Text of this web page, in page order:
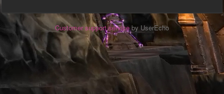
Customer support serviceby UserEcho